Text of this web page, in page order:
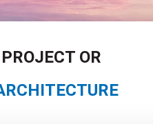
OR